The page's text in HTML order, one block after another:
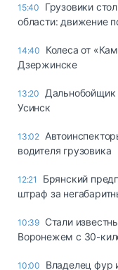
15:40
Грузовики
области: движение
14:40
Колеса от
Дзержинске
13:20
Дальнобойщик
Усинск
13:02
водителя грузовика
12:21
Брянский
штраф за
10:39 Стали
Воронежем с 30-
10:00
Владелец фур